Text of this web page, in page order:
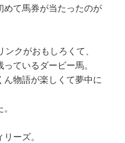
めて馬券が当たったのが
クがおもしろくて、
ているダービー馬。
ん物語が楽しくて夢中に
ーズ。